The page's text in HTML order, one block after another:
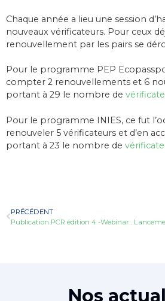
Chaque année a lieu une session
nouveaux vérificateurs. Pour ceux
renouvellement par les pairs se
Pour le programme PEP
compter 2 renouvellements et 6
portant à 29 le nombre de
Pour le programme INIES, ce fut
renouveler 5 vérificateurs et d’en
portant à 23 le nombre de
PRÉCÉDENT
Nos